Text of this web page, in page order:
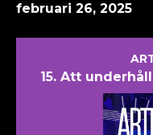
februari 26, 2025